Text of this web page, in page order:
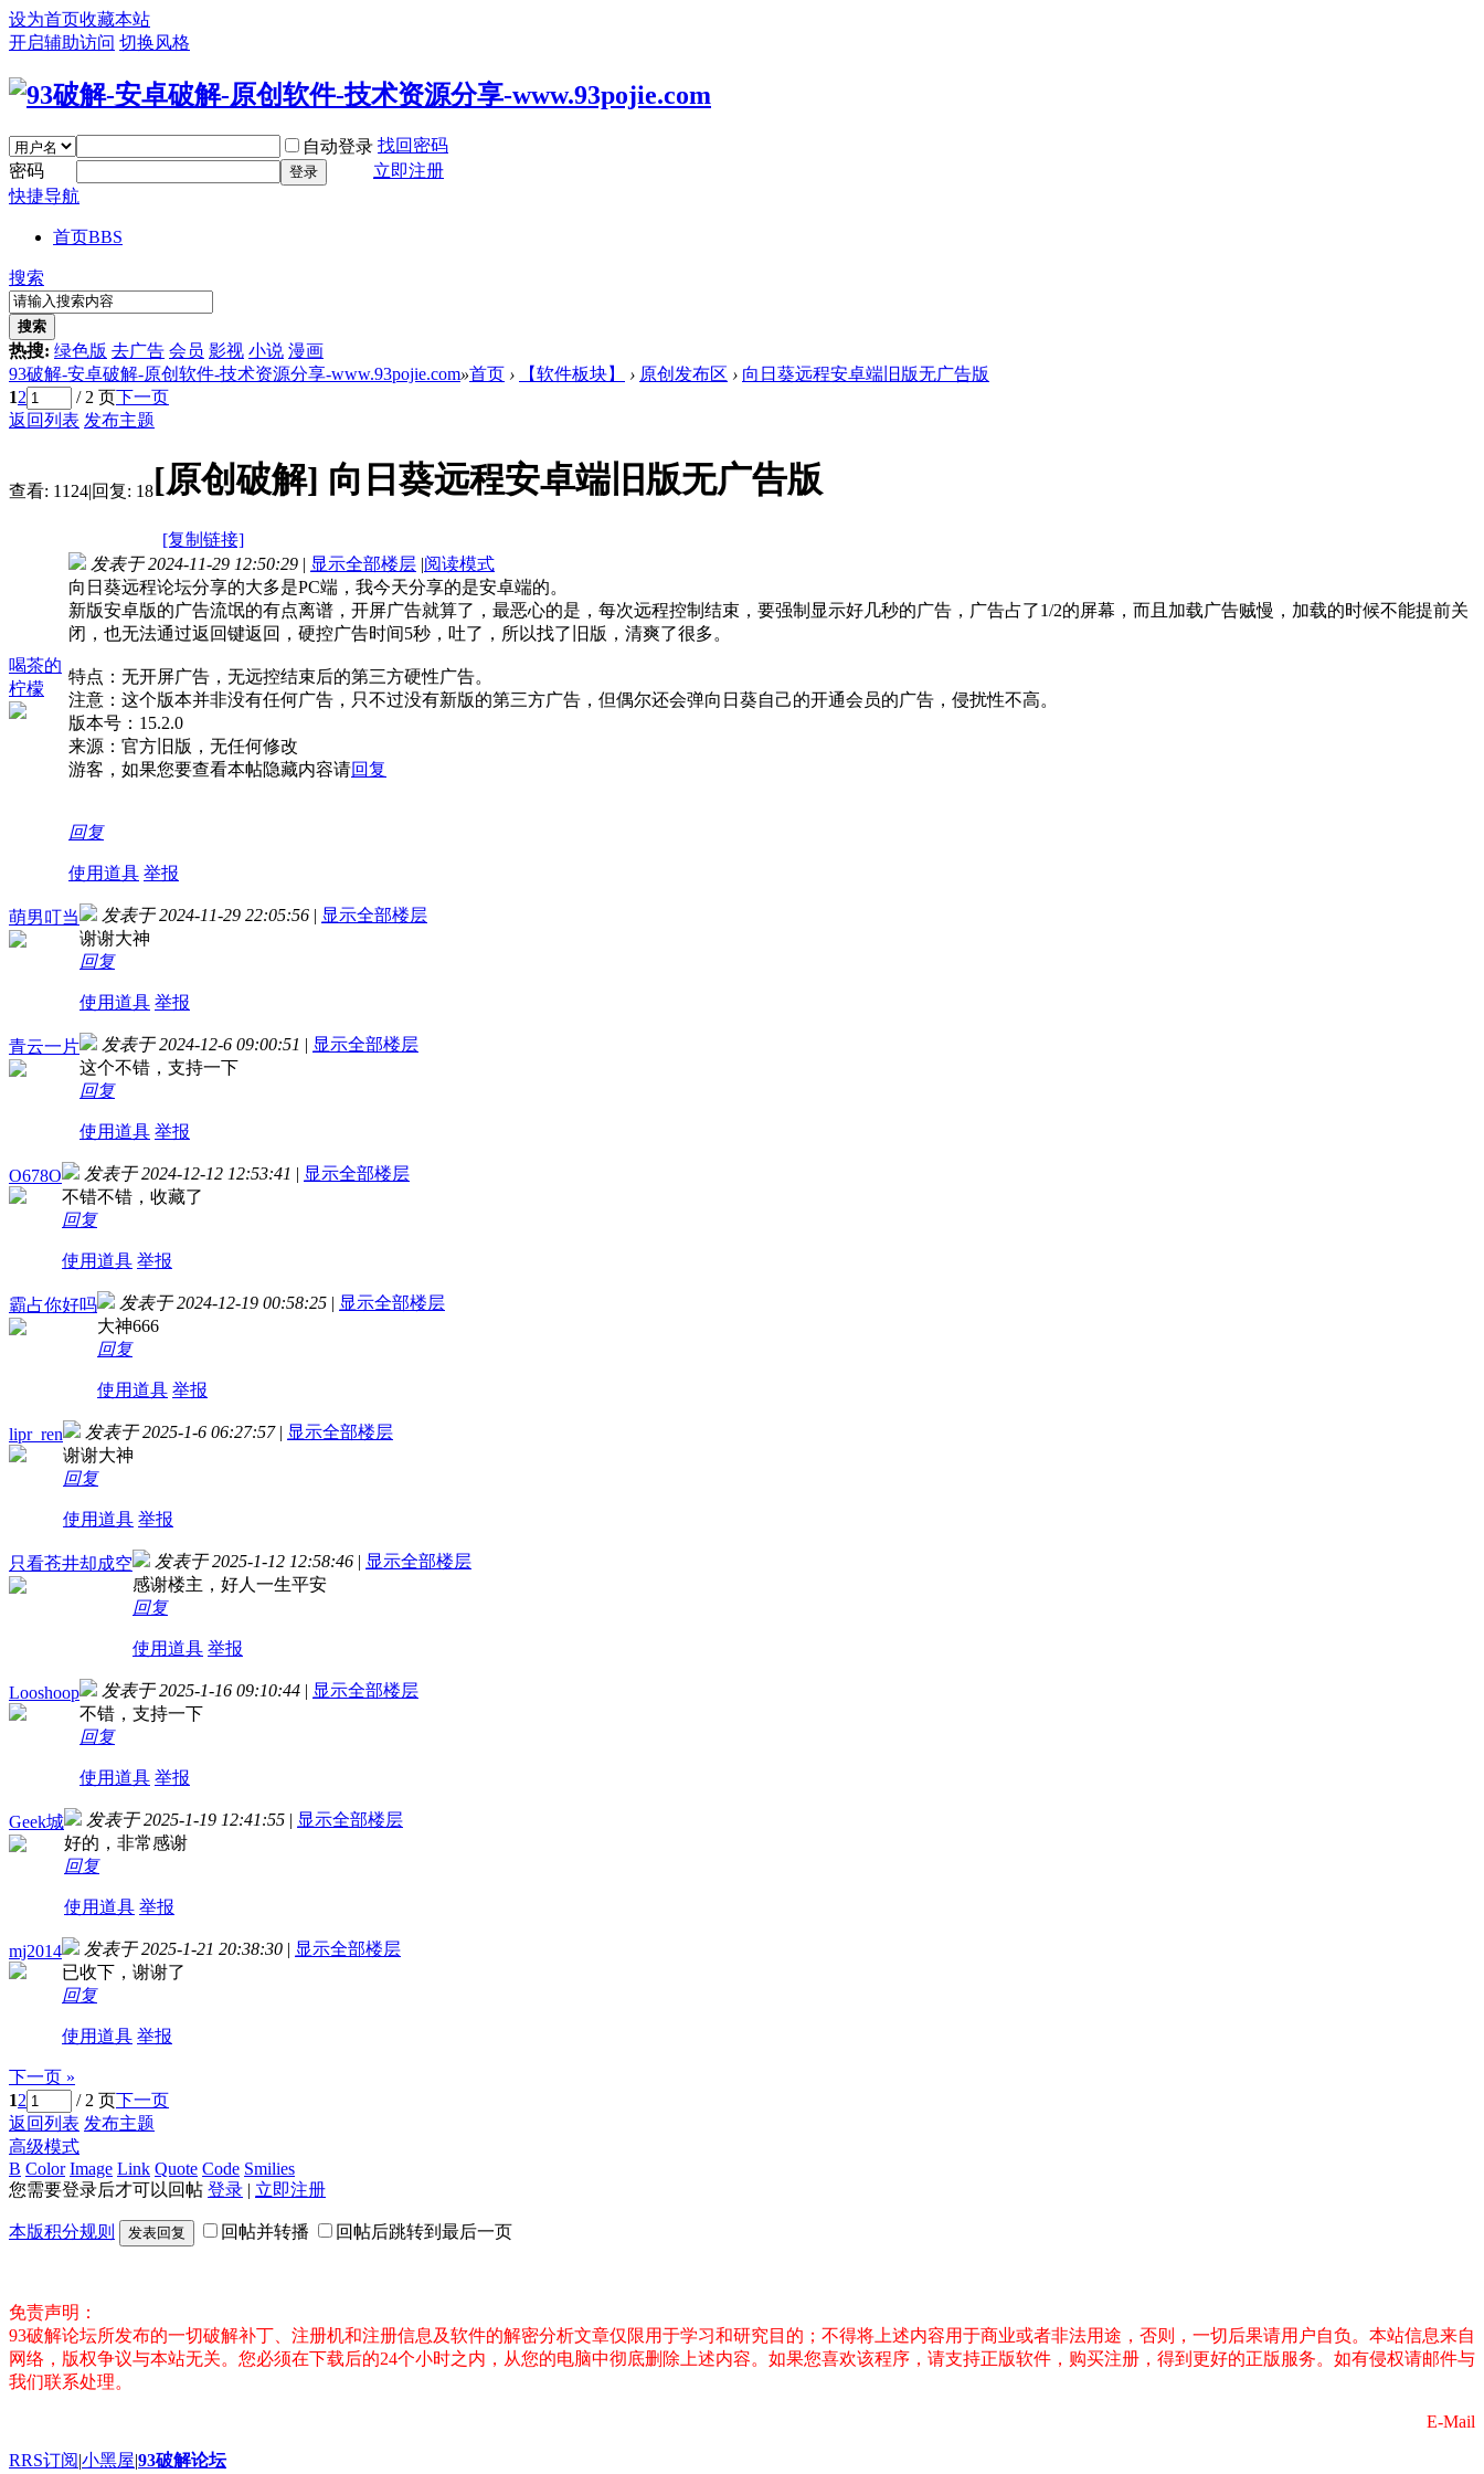
设为首页收藏本站
开启辅助访问 切换风格
自动登录 找回密码
密码
登录
立即注册
快捷导航
首页BBS
搜索
搜索
热搜: 绿色版 去广告 会员 影视 小说 漫画
93破解-安卓破解-原创软件-技术资源分享-www.93pojie.com»首页 › 【软件板块】 › 原创发布区 › 向日葵远程安卓端旧版无广告版
12 / 2 页下一页
返回列表 发布主题
查看: 1124|回复: 18[原创破解] 向日葵远程安卓端旧版无广告版
[复制链接]
喝茶的
柠檬
发表于 2024-11-29 12:50:29 | 显示全部楼层 |阅读模式
向日葵远程论坛分享的大多是PC端，我今天分享的是安卓端的。
新版安卓版的广告流氓的有点离谱，开屏广告就算了，最恶心的是，每次远程控制结束，要强制显示好几秒的广告，广告占了1/2的屏幕，而且加载广告贼慢，加载的时候不能提前关
闭，也无法通过返回键返回，硬控广告时间5秒，吐了，所以找了旧版，清爽了很多。
特点：无开屏广告，无远控结束后的第三方硬性广告。
注意：这个版本并非没有任何广告，只不过没有新版的第三方广告，但偶尔还会弹向日葵自己的开通会员的广告，侵扰性不高。
版本号：15.2.0
来源：官方旧版，无任何修改
游客，如果您要查看本帖隐藏内容请回复
回复
使用道具 举报
萌男叮当 发表于 2024-11-29 22:05:56 | 显示全部楼层
谢谢大神
回复
使用道具 举报
青云一片 发表于 2024-12-6 09:00:51 | 显示全部楼层
这个不错，支持一下
回复
使用道具 举报
O678O 发表于 2024-12-12 12:53:41 | 显示全部楼层
不错不错，收藏了
回复
使用道具 举报
霸占你好吗 发表于 2024-12-19 00:58:25 | 显示全部楼层
大神666
回复
使用道具 举报
lipr_ren 发表于 2025-1-6 06:27:57 | 显示全部楼层
谢谢大神
回复
使用道具 举报
只看苍井却成空 发表于 2025-1-12 12:58:46 | 显示全部楼层
感谢楼主，好人一生平安
回复
使用道具 举报
Looshoop 发表于 2025-1-16 09:10:44 | 显示全部楼层
不错，支持一下
回复
使用道具 举报
Geek城 发表于 2025-1-19 12:41:55 | 显示全部楼层
好的，非常感谢
回复
使用道具 举报
mj2014 发表于 2025-1-21 20:38:30 | 显示全部楼层
已收下，谢谢了
回复
使用道具 举报
下一页 »
12 / 2 页下一页
返回列表 发布主题
高级模式
B Color Image Link Quote Code Smilies
您需要登录后才可以回帖 登录 | 立即注册
本版积分规则 发表回复 回帖并转播 回帖后跳转到最后一页
免责声明：
93破解论坛所发布的一切破解补丁、注册机和注册信息及软件的解密分析文章仅限用于学习和研究目的；不得将上述内容用于商业或者非法用途，否则，一切后果请用户自负。本站信息来自
网络，版权争议与本站无关。您必须在下载后的24个小时之内，从您的电脑中彻底删除上述内容。如果您喜欢该程序，请支持正版软件，购买注册，得到更好的正版服务。如有侵权请邮件与
我们联系处理。
E-Mail
RRS订阅|小黑屋|93破解论坛